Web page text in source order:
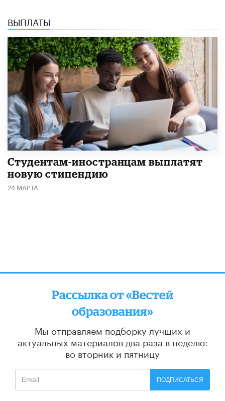
ВЫПЛАТЫ
Студентам-иностранцам выплатят
новую стипендию
24 МАРТА
Рассылка от «Вестей
образования»
Мы отправляем подборку лучших и
актуальных материалов два раза в неделю:
во вторник и пятницу
ПОДПИСАТЬСЯ